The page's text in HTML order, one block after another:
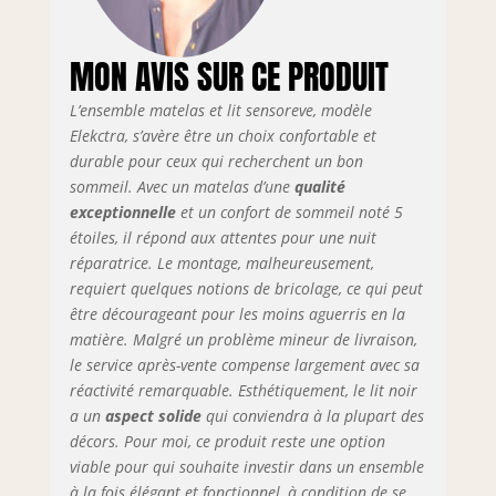
🚚 LIVRAISON 🚚
garantie (Avec
prise de RDV)
MATELAS
ELEKCTRA 💆‍♂️ UN
COUCHAGE
TONIQUE ET
RÉPARATEUR 💆‍♀️ Le
noyau composé de
ressorts ensachés
sur 7 zones de
confort est la
solution parfaite
pour contrôler les
points de
pressions en
s'adaptant aux
différentes parties
du corps et offrir
une indépendance
MON AVIS SUR CE PRODUIT
L’ensemble matelas et lit sensoreve, modèle
Elekctra, s’avère être un choix confortable et
durable pour ceux qui recherchent un bon
sommeil. Avec un matelas d’une qualité
exceptionnelleet un confort de sommeil noté 5
étoiles, il répond aux attentes pour une nuit
réparatrice. Le montage, malheureusement,
requiert quelques notions de bricolage, ce qui peut
être décourageant pour les moins aguerris en la
matière. Malgré un problème mineur de livraison,
le service après-vente compense largement avec sa
réactivité remarquable. Esthétiquement, le lit noir
a un aspect solidequi conviendra à la plupart des
décors. Pour moi, ce produit reste une option
viable pour qui souhaite investir dans un ensemble